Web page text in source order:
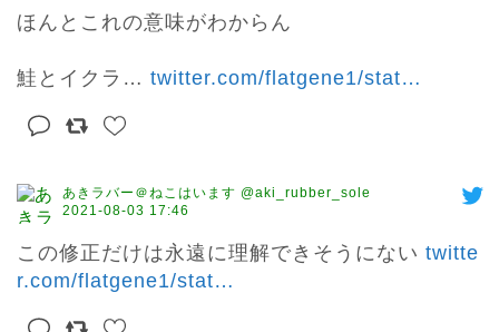
ほんとこれの意味がわからん
鮭とイクラ… twitter.com/flatgene1/stat…
あきラバー＠ねこはいます @aki_rubber_sole
2021-08-03 17:46
この修正だけは永遠に理解できそうにない twitte
r.com/flatgene1/stat…